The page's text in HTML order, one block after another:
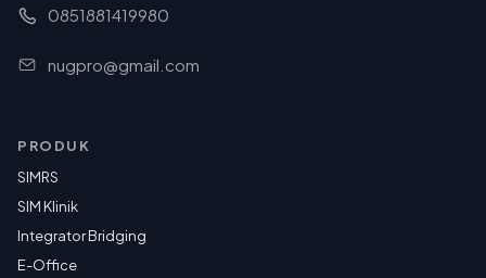
0851881419980
nugpro@gmail.com
PRODUK
SIMRS
SIM Klinik
Integrator Bridging
E-Office